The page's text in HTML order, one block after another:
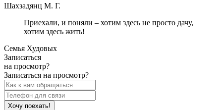
Шахзадянц М. Г.
Приехали, и поняли – хотим здесь не просто дачу,
хотим здесь жить!
Семья Худовых
Записаться
на просмотр?
Записаться на просмотр?